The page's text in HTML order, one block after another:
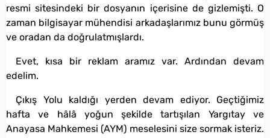
resmi sitesindeki bir dosyanın içerisine de gizlemişti. O
zaman bilgisayar mühendisi arkadaşlarımız bunu görmüş
ve oradan da doğrulatmışlardı.
Evet, kısa bir reklam aramız var. Ardından devam
edelim.
Çıkış Yolu kaldığı yerden devam ediyor. Geçtiğimiz
hafta ve hâlâ yoğun şekilde tartışılan Yargıtay ve
Anayasa Mahkemesi (AYM) meselesini size sormak isteriz.